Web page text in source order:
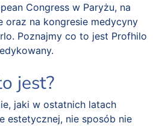
Congress w Paryżu, na
oraz na kongresie medycyny
Poznajmy co to jest Profhilo
jest?
jaki w ostatnich latach
estetycznej, nie sposób nie